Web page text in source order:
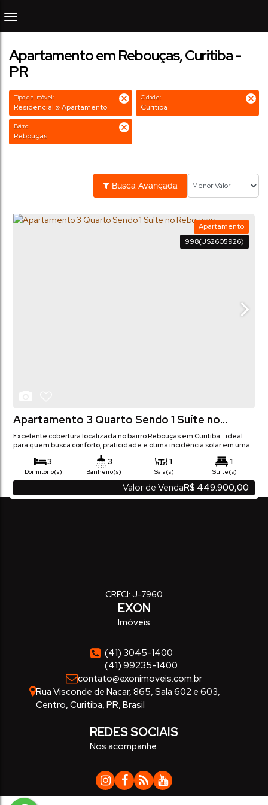
Apartamento em Rebouças, Curitiba -
PR
Tipo de Imóvel:
Residencial » Apartamento
Cidade:
Curitiba
Bairro:
Rebouças
Busca Avançada
998(JS2605926)
Apartamento
Apartamento 3 Quarto Sendo 1 Suíte no
Rebouças
R$ 449.900,00
Valor de Venda
3
Dormitório(s)
3
Banheiro(s)
99.21m²
1
Sala(s)
1
Suíte(s)
Total:117.57m²
1
Excelente cobertura localizada no bairro Rebouças em Curitiba. ideal
para quem busca conforto, praticidade e ótima incidência solar em uma
região estratégica da cidade. Com 99,21 m² de área privativa e 117,57 m²
de área total, o imóvel oferece ambientes amplos, bem distribuídos e
iluminados naturalmente. Situada no 3º andar e com face norte,
proporciona excelente luminosidade...
CRECI: J-7960
EXON
Imóveis
(41) 3045-1400
(41) 99235-1400
contato@exonimoveis.com.br
Rua Visconde de Nacar, 865, Sala 602 e 603,
Centro, Curitiba, PR, Brasil
REDES SOCIAIS
Nos acompanhe